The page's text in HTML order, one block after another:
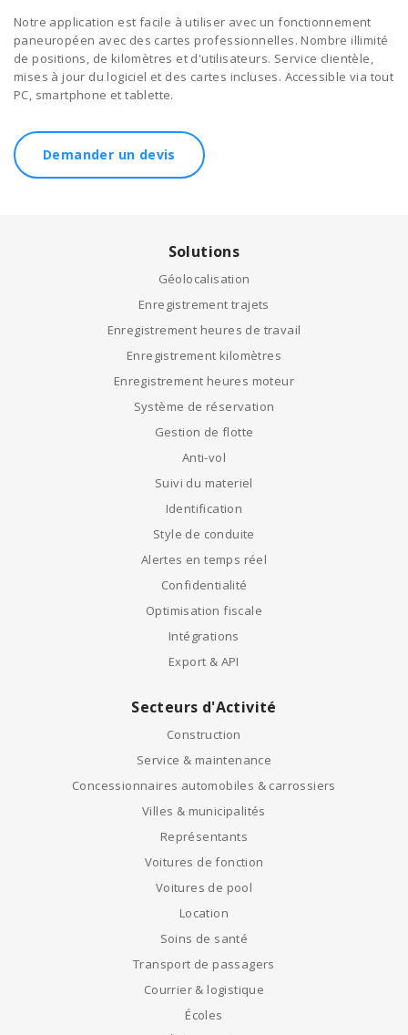
Notre application est facile à utiliser avec un fonctionnement
paneuropéen avec des cartes professionnelles. Nombre illimité
de positions, de kilomètres et d'utilisateurs. Service clientèle,
mises à jour du logiciel et des cartes incluses. Accessible via tout
PC, smartphone et tablette.
Demander un devis
Solutions
Géolocalisation
Enregistrement trajets
Enregistrement heures de travail
Enregistrement kilomètres
Enregistrement heures moteur
Système de réservation
Gestion de flotte
Anti-vol
Suivi du materiel
Identification
Style de conduite
Alertes en temps réel
Confidentialité
Optimisation fiscale
Intégrations
Export & API
Secteurs d'Activité
Construction
Service & maintenance
Concessionnaires automobiles & carrossiers
Villes & municipalités
Représentants
Voitures de fonction
Voitures de pool
Location
Soins de santé
Transport de passagers
Courrier & logistique
Écoles